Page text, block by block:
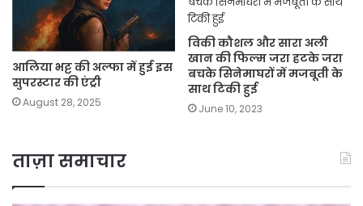
आलिया भट्ट की अल्फा में हुई इस
सुपरस्टार की एंट्री
August 28, 2025
विकी कौशल और सारा अली
खान की फिल्म जरा हटके जरा
बचके सिनेमाघरों में मजबूती के
साथ टिकी हुई
June 10, 2023
ताज़ा समाचार